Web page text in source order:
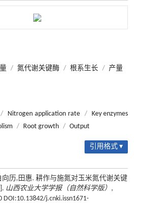
/ 氮代谢关键酶 / 根系生长 / 产量
/ Nitrogen application rate /
Key enzymes
/ Root growth / Output
引用格式 ▾
历,田惠. 耕作与施氮对玉米氮代谢关键
山西农业大学学报（自然科学版） ,
DOI:10.13842/j.cnki.issn1671-